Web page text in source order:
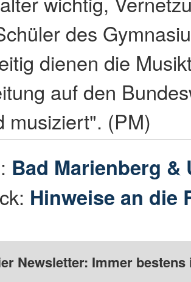
des
dienen die
auf den
musiziert". (PM)
Bad Marienberg &
Hinweise an die
Newsletter: Immer